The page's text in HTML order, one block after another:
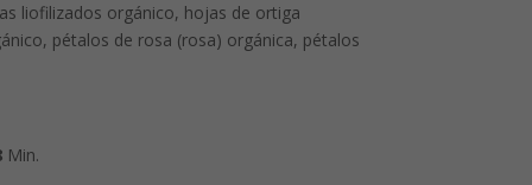
liofilizados orgánico, hojas de ortiga
pétalos de rosa (rosa) orgánica, pétalos
Min.